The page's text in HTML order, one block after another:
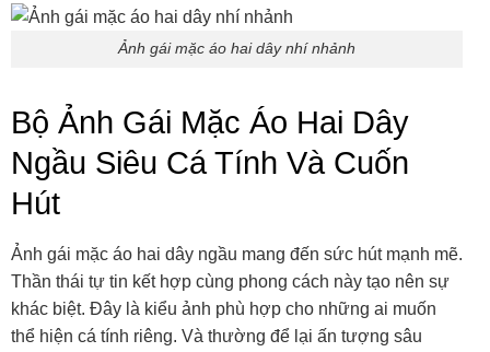
Ảnh gái mặc áo hai dây nhí nhảnh
Bộ Ảnh Gái Mặc Áo Hai Dây
Ngầu Siêu Cá Tính Và Cuốn
Hút
Ảnh gái mặc áo hai dây ngầu mang đến sức hút mạnh mẽ.
Thần thái tự tin kết hợp cùng phong cách này tạo nên sự
khác biệt. Đây là kiểu ảnh phù hợp cho những ai muốn
thể hiện cá tính riêng. Và thường để lại ấn tượng sâu